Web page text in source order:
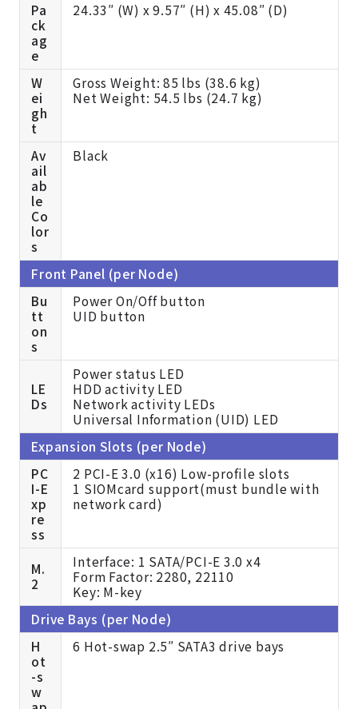
Pa
ck
ag
e
24.33″ (W) x 9.57″ (H) x 45.08″ (D)
W
ei
gh
t
Gross Weight: 85 lbs (38.6 kg)
Net Weight: 54.5 lbs (24.7 kg)
Av
ail
ab
le
Co
lor
s
Black
Front Panel (per Node)
Bu
tt
on
s
Power On/Off button
UID button
LE
Ds
Power status LED
HDD activity LED
Network activity LEDs
Universal Information (UID) LED
Expansion Slots (per Node)
PC
I-E
xp
re
ss
2 PCI-E 3.0 (x16) Low-profile slots
1 SIOMcard support(must bundle with
network card)
M.
2
Interface: 1 SATA/PCI-E 3.0 x4
Form Factor: 2280, 22110
Key: M-key
Drive Bays (per Node)
H
ot
-s
w
6 Hot-swap 2.5″ SATA3 drive bays